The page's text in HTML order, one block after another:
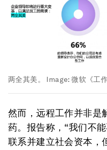
两全其美。 Image:微软《工
然而，远程工作并非是
药。报告称，“我们不
联系并建立社会资本，